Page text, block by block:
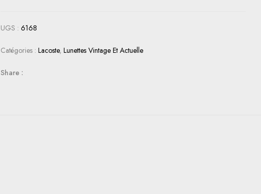
UGS :6168
Catégories :Lacoste,Lunettes Vintage Et Actuelle
Share :